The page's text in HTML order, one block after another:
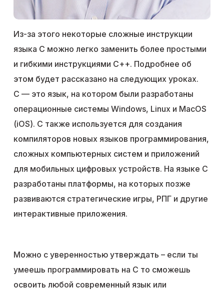
Из-за этого некоторые сложные инструкции
языка C можно легко заменить более простыми
и гибкими инструкциями С++. Подробнее об
этом будет рассказано на следующих уроках.
C — это язык, на котором были разработаны
операционные системы Windows, Linux и MacOS
(iOS). C также используется для создания
компиляторов новых языков программирования,
сложных компьютерных систем и приложений
для мобильных цифровых устройств. На языке C
разработаны платформы, на которых позже
развиваются стратегические игры, РПГ и другие
интерактивные приложения.
Можно с уверенностью утверждать – если ты
умеешь программировать на C то сможешь
освоить любой современный язык или